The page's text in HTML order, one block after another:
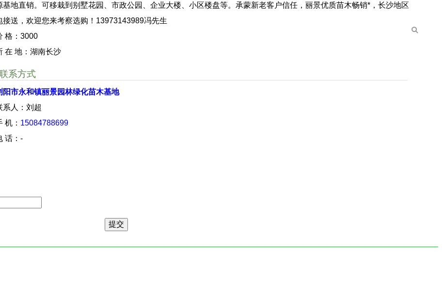
基地直销。可移栽到别墅花园、市政公园、企业大楼、小区楼盘等。承蒙新老客户信任，丽景优质苗木畅销*，长沙地区
接送，欢迎您来考察选购！13973143989冯先生
格：3000
在 地：湖南长沙
系方式
阳市永和镇丽景园林绿化苗木基地
系人：刘超
机： 15084788699
话：-